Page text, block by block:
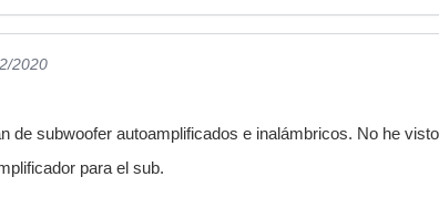
2020
de subwoofer autoamplificados e inalámbricos. No he
para el sub.